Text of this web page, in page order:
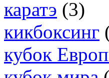
каратэ (3)
кикбоксинг
кубок